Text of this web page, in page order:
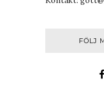
FÖLJ